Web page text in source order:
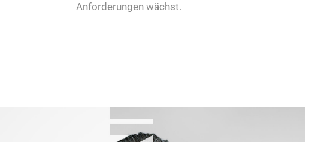
Anforderungen wächst.